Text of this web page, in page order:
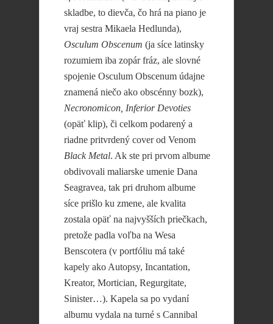
skladbe, to dievča, čo hrá na piano je
vraj sestra Mikaela Hedlunda),
Osculum Obscenum (ja síce latinsky
rozumiem iba zopár fráz, ale slovné
spojenie Osculum Obscenum údajne
znamená niečo ako obscénny bozk),
Necronomicon, Inferior Devoties
(opäť klip), či celkom podarený a
riadne pritvrdený cover od Venom
Black Metal. Ak ste pri prvom albume
obdivovali maliarske umenie Dana
Seagravea, tak pri druhom albume
síce prišlo ku zmene, ale kvalita
zostala opäť na najvyšších priečkach,
pretože padla voľba na Wesa
Benscotera (v portfóliu má také
kapely ako Autopsy, Incantation,
Kreator, Mortician, Regurgitate,
Sinister…). Kapela sa po vydaní
albumu vydala na turné s Cannibal